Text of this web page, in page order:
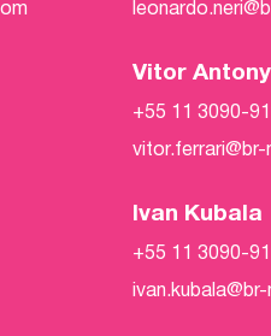
Vitor
+55 11 3090-
vitor.ferrari@br-
Ivan Kubala
+55 11 3090-